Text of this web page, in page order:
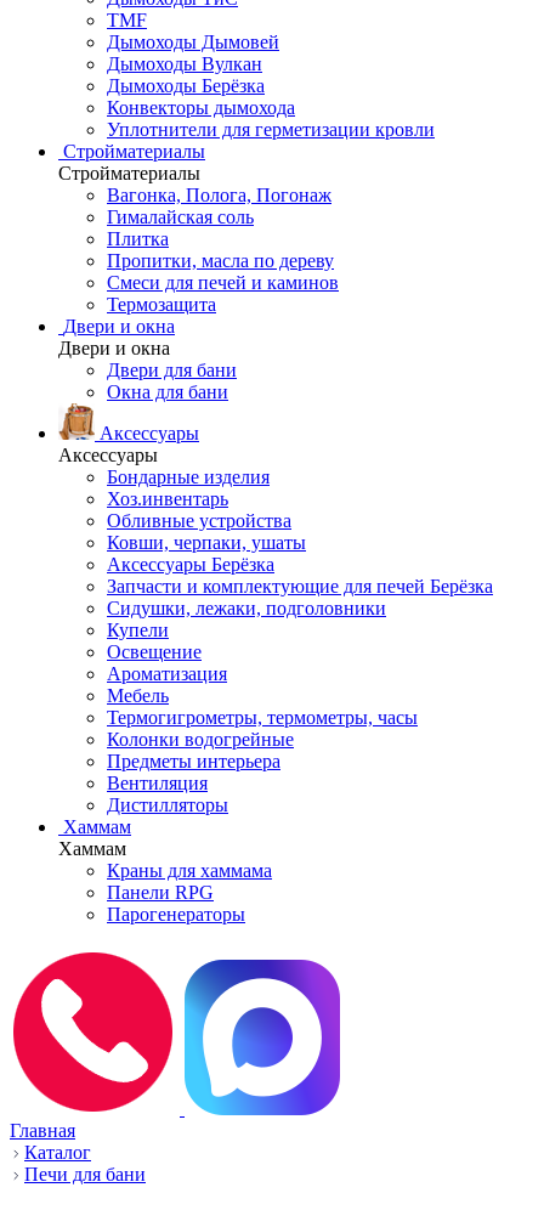
TMF
Дымоходы Дымовей
Дымоходы Вулкан
Дымоходы Берёзка
Конвекторы дымохода
Уплотнители для герметизации кровли
Стройматериалы
Стройматериалы
Вагонка, Полога, Погонаж
Гималайская соль
Плитка
Пропитки, масла по дереву
Смеси для печей и каминов
Термозащита
Двери и окна
Двери и окна
Двери для бани
Окна для бани
Аксессуары
Аксессуары
Бондарные изделия
Хоз.инвентарь
Обливные устройства
Ковши, черпаки, ушаты
Аксессуары Берёзка
Запчасти и комплектующие для печей Берёзка
Сидушки, лежаки, подголовники
Купели
Освещение
Ароматизация
Мебель
Термогигрометры, термометры, часы
Колонки водогрейные
Предметы интерьера
Вентиляция
Дистилляторы
Хаммам
Хаммам
Краны для хаммама
Панели RPG
Парогенераторы
Главная
Каталог
Печи для бани